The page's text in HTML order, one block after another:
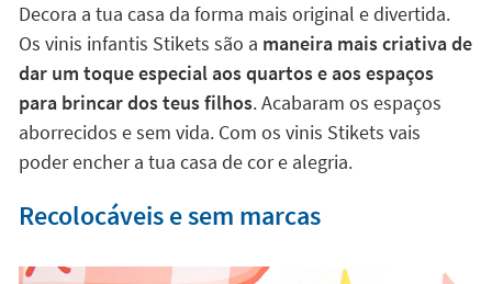
Decora a tua casa da forma mais original e divertida.
Os vinis infantis Stikets são a maneira mais criativa de
dar um toque especial aos quartos e aos espaços
para brincar dos teus filhos. Acabaram os espaços
aborrecidos e sem vida. Com os vinis Stikets vais
poder encher a tua casa de cor e alegria.
Recolocáveis e sem marcas